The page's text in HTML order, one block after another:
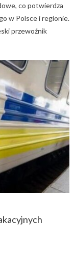
co potwierdza
w Polsce i regionie.
przewoźnik